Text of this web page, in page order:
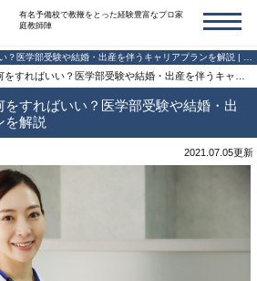
有名予備校で教鞭をとった経験豊富なプロ家
庭教師陣
ばいい？医学部受験や結婚・出産を伴うキャリアプランを解説
すればいい？医学部受験や結婚・出
を解説
2021.07.05更新